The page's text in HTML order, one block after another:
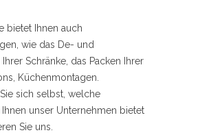
bietet Ihnen auch
wie das De- und
Schränke, das Packen Ihrer
Küchenmontagen.
sich selbst, welche
Ihnen unser Unternehmen bietet
Sie uns.